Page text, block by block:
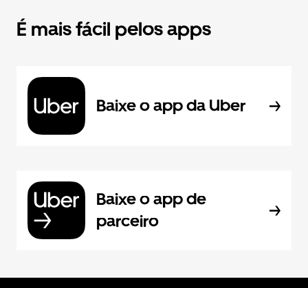
É mais fácil pelos apps
Baixe o app da Uber
Baixe o app de
parceiro